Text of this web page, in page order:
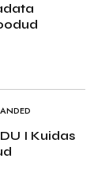
I Kuidas